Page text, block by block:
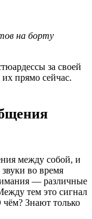
на борту
за своей
прямо сейчас.
между собой, и
во время
— различные
тем это сигнал
Знают только